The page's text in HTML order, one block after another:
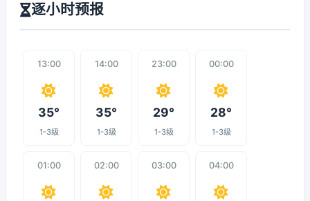
逐小时预报
13:00
35°
1-3级
14:00
35°
1-3级
23:00
29°
1-3级
00:00
28°
1-3级
01:00 02:00 03:00 04:00